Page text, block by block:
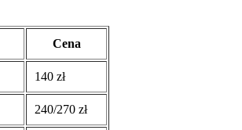
Cena
140 zł
240/270 zł